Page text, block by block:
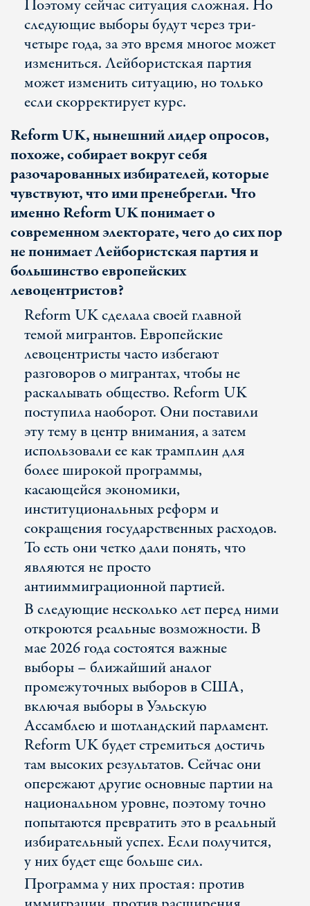
Поэтому сейчас ситуация сложная. Но
следующие выборы будут через три-
четыре года, за это время многое может
измениться. Лейбористская партия
может изменить ситуацию, но только
если скорректирует курс.
Reform UK, нынешний лидер опросов,
похоже, собирает вокруг себя
разочарованных избирателей, которые
чувствуют, что ими пренебрегли. Что
именно Reform UK понимает о
современном электорате, чего до сих пор
не понимает Лейбористская партия и
большинство европейских
левоцентристов?
Reform UK сделала своей главной
темой мигрантов. Европейские
левоцентристы часто избегают
разговоров о мигрантах, чтобы не
раскалывать общество. Reform UK
поступила наоборот. Они поставили
эту тему в центр внимания, а затем
использовали ее как трамплин для
более широкой программы,
касающейся экономики,
институциональных реформ и
сокращения государственных расходов.
То есть они четко дали понять, что
являются не просто
антииммиграционной партией.
В следующие несколько лет перед ними
откроются реальные возможности. В
мае 2026 года состоятся важные
выборы – ближайший аналог
промежуточных выборов в США,
включая выборы в Уэльскую
Ассамблею и шотландский парламент.
Reform UK будет стремиться достичь
там высоких результатов. Сейчас они
опережают другие основные партии на
национальном уровне, поэтому точно
попытаются превратить это в реальный
избирательный успех. Если получится,
у них будет еще больше сил.
Программа у них простая: против